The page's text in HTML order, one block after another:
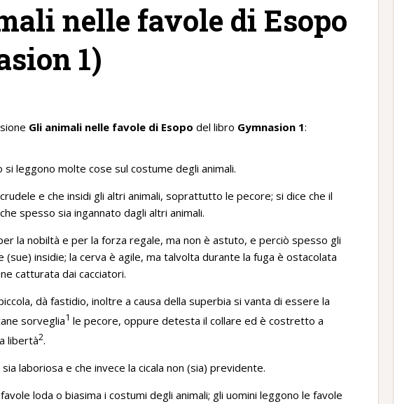
nelle favole di Esopo
1)
Gli animali nelle favole di Esopo del libro Gymnasion 1:
si leggono molte cose sul costume degli animali.
e che insidi gli altri animali, soprattutto le pecore; si dice che il
spesso sia ingannato dagli altri animali.
la nobiltà e per la forza regale, ma non è astuto, e perciò spesso gli
(sue) insidie; la cerva è agile, ma talvolta durante la fuga è ostacolata
catturata dai cacciatori.
dà fastidio, inoltre a causa della superbia si vanta di essere la
sorveglia1 le pecore, oppure detesta il collare ed è costretto a
libertà2.
laboriosa e che invece la cicala non (sia) previdente.
loda o biasima i costumi degli animali; gli uomini leggono le favole